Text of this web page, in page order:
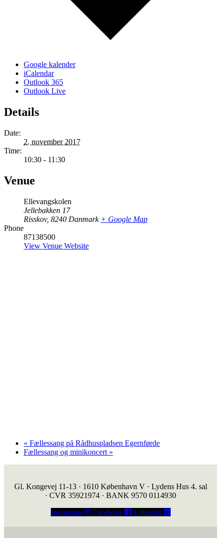
Google kalender
iCalendar
Outlook 365
Outlook Live
Details
Date:
2. november 2017
Time:
10:30 - 11:30
Venue
Ellevangskolen
Jellebakken 17
Risskov, 8240 Danmark + Google Map
Phone
87138500
View Venue Website
« Fællessang på Rådhuspladsen Egernførde
Fællessang og minikoncert »
Gl. Kongevej 11-13 · 1610 København V · Lydens Hus 4. sal
· CVR 35921974 · BANK 9570 0114930
Instagram
Facebook Linkedin